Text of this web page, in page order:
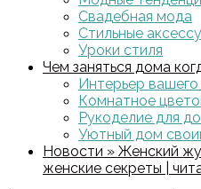
Свадебная мода
Стильные
Уроки стиля
Чем заняться дома
Интерьер
Комнатное
Рукоделие для
Уютный дом
Новости » Женский
женские секреты |